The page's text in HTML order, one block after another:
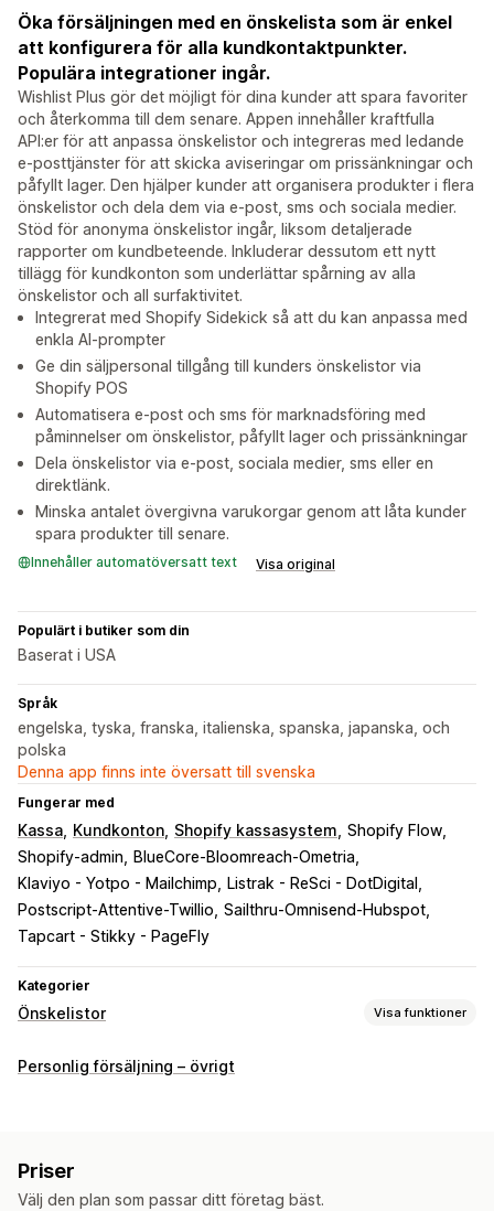
Öka försäljningen med en önskelista som är enkel
att konfigurera för alla kundkontaktpunkter.
Populära integrationer ingår.
Wishlist Plus gör det möjligt för dina kunder att spara favoriter
och återkomma till dem senare. Appen innehåller kraftfulla
API:er för att anpassa önskelistor och integreras med ledande
e-posttjänster för att skicka aviseringar om prissänkningar och
påfyllt lager. Den hjälper kunder att organisera produkter i flera
önskelistor och dela dem via e-post, sms och sociala medier.
Stöd för anonyma önskelistor ingår, liksom detaljerade
rapporter om kundbeteende. Inkluderar dessutom ett nytt
tillägg för kundkonton som underlättar spårning av alla
önskelistor och all surfaktivitet.
Integrerat med Shopify Sidekick så att du kan anpassa med
enkla AI-prompter
Ge din säljpersonal tillgång till kunders önskelistor via
Shopify POS
Automatisera e-post och sms för marknadsföring med
påminnelser om önskelistor, påfyllt lager och prissänkningar
Dela önskelistor via e-post, sociala medier, sms eller en
direktlänk.
Minska antalet övergivna varukorgar genom att låta kunder
spara produkter till senare.
Innehåller automatöversatt text Visa original
Populärt i butiker som din
Baserat i USA
Språk
engelska, tyska, franska, italienska, spanska, japanska, och
polska
Denna app finns inte översatt till svenska
Fungerar med
Kassa Kundkonton Shopify kassasystem Shopify Flow
Shopify-admin
BlueCore-Bloomreach-Ometria
Klaviyo - Yotpo - Mailchimp
Listrak - ReSci - DotDigital
Postscript-Attentive-Twillio Sailthru-Omnisend-Hubspot
Tapcart - Stikky - PageFly
Kategorier
Önskelistor Visa funktioner
Listtyper
Listhantering
Personlig försäljning – övrigt
Priser
Välj den plan som passar ditt företag bäst.